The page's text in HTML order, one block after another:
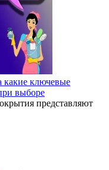
какие ключевые
выборе
представляют